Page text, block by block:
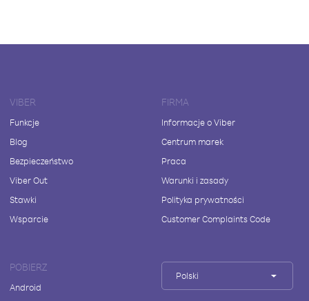
VIBER
Funkcje
Blog
Bezpieczeństwo
Viber Out
Stawki
Wsparcie
FIRMA
Informacje o Viber
Centrum marek
Praca
Warunki i zasady
Polityka prywatności
Customer Complaints Code
POBIERZ
Android
Polski